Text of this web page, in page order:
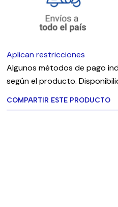
Aplican restricciones
Algunos métodos de pago
según el producto.
COMPARTIR ESTE PRODUCTO